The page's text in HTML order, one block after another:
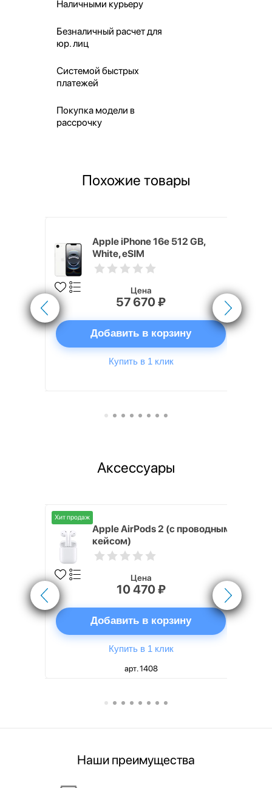
Наличными курьеру
Безналичный расчет для
юр. лиц
Системой быстрых
платежей
Покупка модели в
рассрочку
Похожие товары
Apple iPhone 16e 512 GB,
White, eSIM
Цена
57 670 ₽
Добавить в корзину
Купить в 1 клик
Аксессуары
Хит продаж
Apple AirPods 2 (с проводным
кейсом)
Цена
10 470 ₽
Добавить в корзину
Купить в 1 клик
арт. 1408
Наши преимущества